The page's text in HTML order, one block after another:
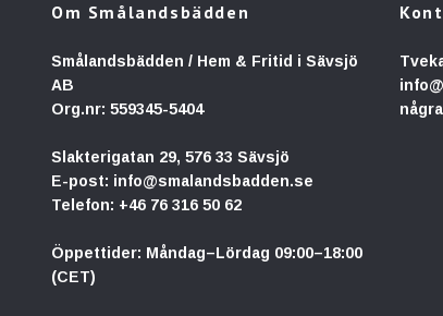
Om Smålandsbädden
Smålandsbädden / Hem & Fritid i Sävsjö
AB
Org.nr: 559345-5404
Slakterigatan 29, 576 33 Sävsjö
E-post: info@smalandsbadden.se
Telefon: +46 76 316 50 62
Öppettider: Måndag–Lördag 09:00–18:00
(CET)